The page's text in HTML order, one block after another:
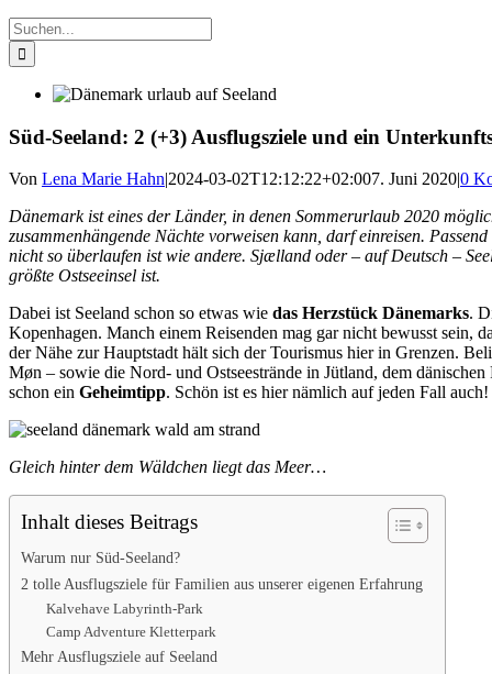
Suche
nach:
Süd-Seeland: 2 (+3) Ausflugsziele und ein
Von Lena Marie Hahn|2024-03-02T12:12:22+02:007. Juni 2020|0
Dänemark ist eines der Länder, in denen Sommerurlaub 2020
zusammenhängende Nächte vorweisen kann, darf einreisen.
nicht so überlaufen ist wie andere. Sjælland oder – auf Deutsch –
größte Ostseeinsel ist.
Dabei ist Seeland schon so etwas wie das Herzstück Dänemarks.
Kopenhagen. Manch einem Reisenden mag gar nicht bewusst sein,
der Nähe zur Hauptstadt hält sich der Tourismus hier in Grenzen.
Møn – sowie die Nord- und Ostseestrände in Jütland, dem
schon ein Geheimtipp. Schön ist es hier nämlich auf jeden Fall auch!
Gleich hinter dem Wäldchen liegt das Meer…
Inhalt dieses Beitrags
Warum nur Süd-Seeland?
2 tolle Ausflugsziele für Familien aus unserer eigenen Erfahrung
Kalvehave Labyrinth-Park
Camp Adventure Kletterpark
Mehr Ausflugsziele auf Seeland